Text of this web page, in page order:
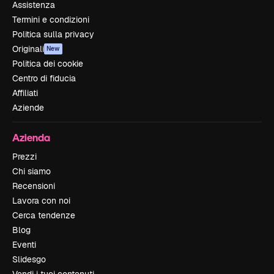
Assistenza
Termini e condizioni
Politica sulla privacy
Originali New
Politica dei cookie
Centro di fiducia
Affiliati
Aziende
Azienda
Prezzi
Chi siamo
Recensioni
Lavora con noi
Cerca tendenze
Blog
Eventi
Slidesgo